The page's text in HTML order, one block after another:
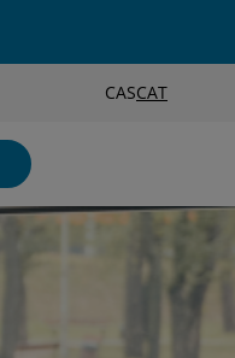
CASCAT